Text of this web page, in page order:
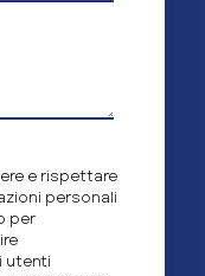
e rispettare
personali
per
utenti